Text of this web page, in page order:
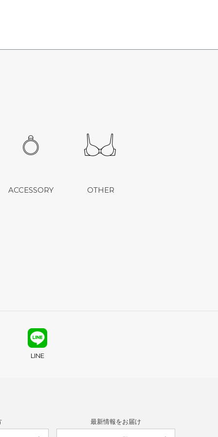
ACCESSORY OTHER
LINE
最新情報をお届け